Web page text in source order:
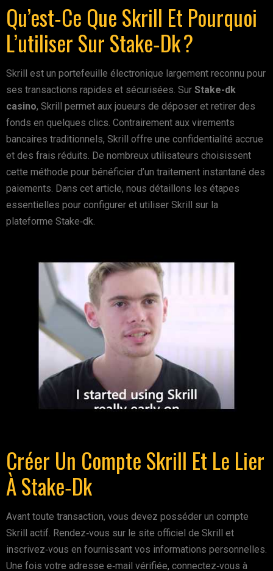
Qu’est‑ce Que Skrill Et Pourquoi
L’utiliser Sur Stake‑dk ?
Skrill est un portefeuille électronique largement reconnu pour
ses transactions rapides et sécurisées. Sur Stake-dk
casino, Skrill permet aux joueurs de déposer et retirer des
fonds en quelques clics. Contrairement aux virements
bancaires traditionnels, Skrill offre une confidentialité accrue
et des frais réduits. De nombreux utilisateurs choisissent
cette méthode pour bénéficier d’un traitement instantané des
paiements. Dans cet article, nous détaillons les étapes
essentielles pour configurer et utiliser Skrill sur la
plateforme Stake‑dk.
Créer Un Compte Skrill Et Le Lier
À Stake‑dk
Avant toute transaction, vous devez posséder un compte
Skrill actif. Rendez‑vous sur le site officiel de Skrill et
inscrivez‑vous en fournissant vos informations personnelles.
Une fois votre adresse e‑mail vérifiée, connectez‑vous à